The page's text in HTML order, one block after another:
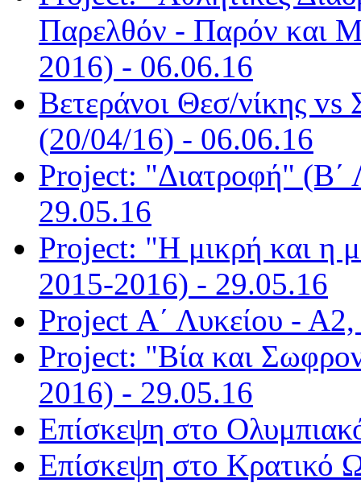
Παρελθόν - Παρόν και
2016) - 06.06.16
Βετεράνοι Θεσ/νίκης
(20/04/16) - 06.06.16
Project: "Διατροφή" (Β΄
29.05.16
Project: "Η μικρή και η
2015-2016) - 29.05.16
Project Α΄ Λυκείου -
Project: "Βία και
2016) - 29.05.16
Επίσκεψη στο
Επίσκεψη στο Kρατικό